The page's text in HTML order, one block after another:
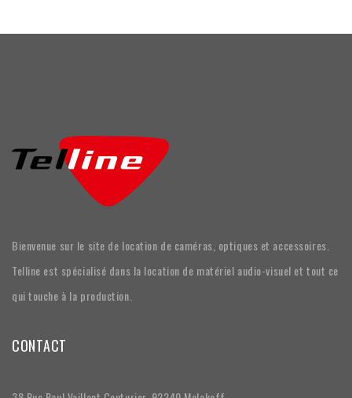
Bienvenue sur le site de location de caméras, optiques et accessoires.
Telline est spécialisé dans la location de matériel audio-visuel et tout ce
qui touche à la production.
CONTACT